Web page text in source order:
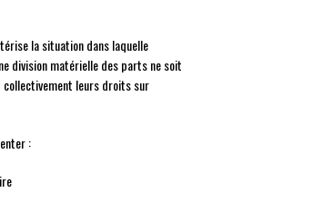
la situation dans laquelle
division matérielle des parts ne soit
collectivement leurs droits sur
: